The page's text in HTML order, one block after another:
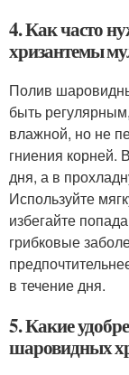
4. Как часто
хризантемы
Полив
быть
влажной, но не
гниения корней.
дня, а в
Используйте
избегайте
грибковые
в течение дня.
5. Какие
шаровидных